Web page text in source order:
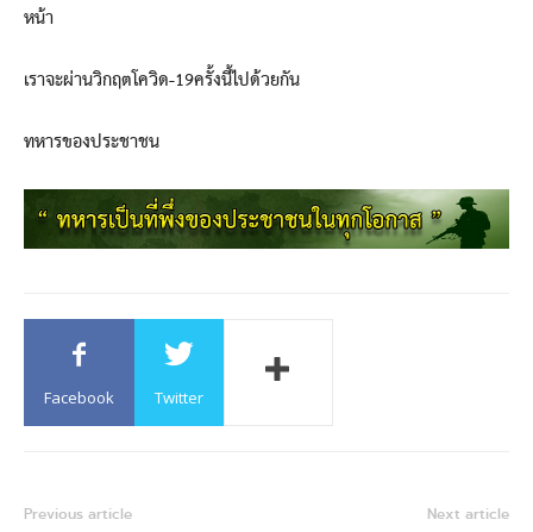
หน้า
เราจะผ่านวิกฤตโควิด-19ครั้งนี้ไปด้วยกัน
ทหารของประชาชน
Facebook Twitter
Previous article Next article